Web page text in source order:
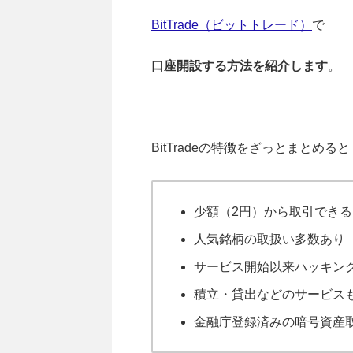
BitTrade（ビットトレード） で
口座開設する方法を紹介します。
BitTradeの特徴をざっとまとめると
少額（2円）から取引できる
人気銘柄の取扱い多数あり
サービス開始以来ハッキン
積立・貸出などのサービス
金融庁登録済みの暗号資産